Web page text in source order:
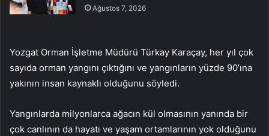
Ağustos 7, 2026
Yozgat Orman İşletme Müdürü Türkay Karaçay, her yıl çok
sayıda orman yangını çıktığını ve yangınların yüzde 90’ına
yakının insan kaynaklı olduğunu söyledi.
Yangınlarda milyonlarca ağacın kül olmasının yanında bir
çok canlının da hayatı ve yaşam ortamlarının yok olduğunu